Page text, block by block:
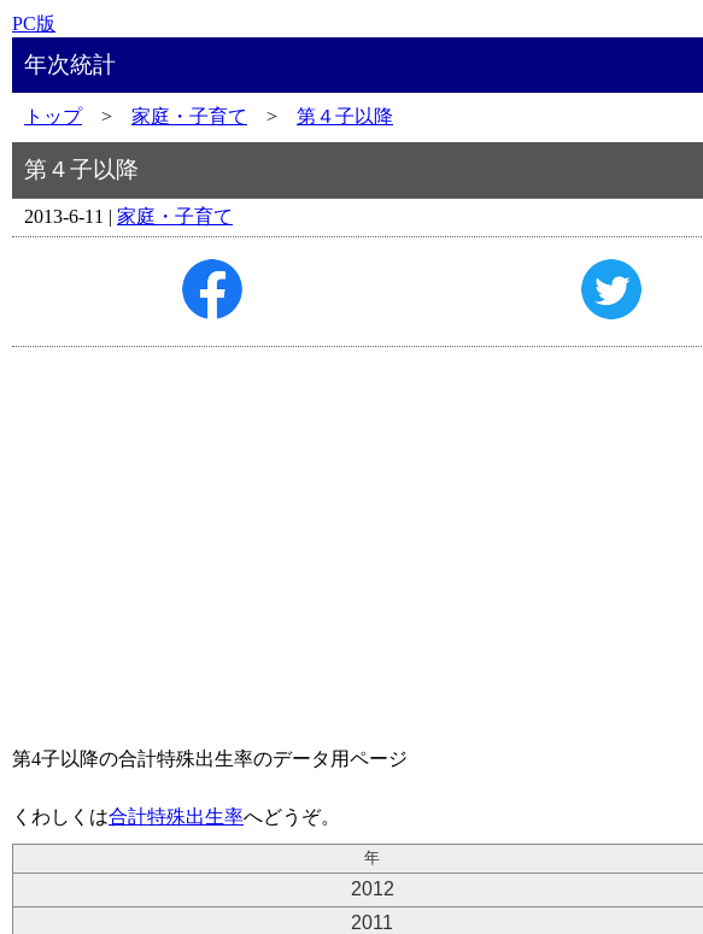
PC版
年次統計
トップ> 家庭・子育て > 第４子以降
第４子以降
2013-6-11 | 家庭・子育て
第4子以降の合計特殊出生率のデータ用ページ
くわしくは合計特殊出生率へどうぞ。
年
2012
2011